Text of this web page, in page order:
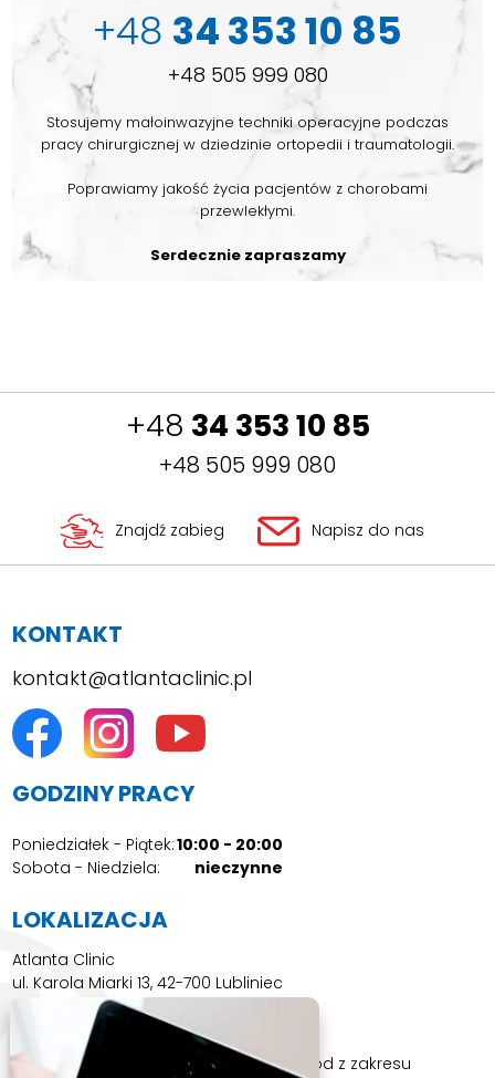
+48 34 353 10 85
+48 505 999 080
Stosujemy małoinwazyjne techniki operacyjne podczas
pracy chirurgicznej w dziedzinie ortopedii i traumatologii.
Poprawiamy jakość życia pacjentów z chorobami
przewlekłymi.
Serdecznie zapraszamy
+48 34 353 10 85
+48 505 999 080
Znajdź zabieg Napisz do nas
KONTAKT
kontakt@atlantaclinic.pl
GODZINY PRACY
Poniedziałek - Piątek:10:00 - 20:00
Sobota - Niedziela:
nieczynne
LOKALIZACJA
Atlanta Clinic
ul. Karola Miarki 13, 42-700 Lubliniec
ATLANTA CLINIC TO
Leczenie z użyciem bezpiecznych metod z zakresu